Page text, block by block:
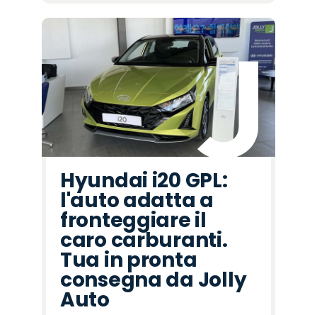
Hyundai i20 GPL:
l'auto adatta a
fronteggiare il
caro carburanti.
Tua in pronta
consegna da Jolly
Auto